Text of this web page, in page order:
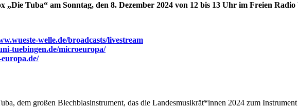
Tuba“ am Sonntag, den 8. Dezember 2024 von 12 bis 13 Uhr im Freien
welle.de/broadcasts/livestream
tuebingen.de/microeuropa/
dem großen Blechblasinstrument, das die Landesmusikrät*innen 2024 zum